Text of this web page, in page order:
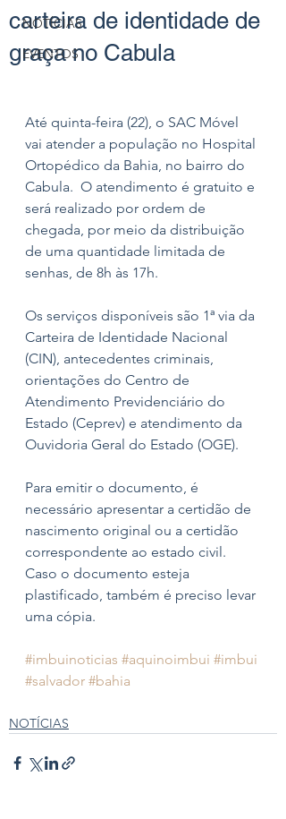
NOTÍCIAS
EVENTOS
carteira de identidade de
graça no Cabula
Até quinta-feira (22), o SAC Móvel
vai atender a população no Hospital
Ortopédico da Bahia, no bairro do
Cabula.  O atendimento é gratuito e
será realizado por ordem de
chegada, por meio da distribuição
de uma quantidade limitada de
senhas, de 8h às 17h.
Os serviços disponíveis são 1ª via da
Carteira de Identidade Nacional
(CIN), antecedentes criminais,
orientações do Centro de
Atendimento Previdenciário do
Estado (Ceprev) e atendimento da
Ouvidoria Geral do Estado (OGE).
Para emitir o documento, é
necessário apresentar a certidão de
nascimento original ou a certidão
correspondente ao estado civil.
Caso o documento esteja
plastificado, também é preciso levar
uma cópia.
#imbuinoticias #aquinoimbui #imbui
#salvador #bahia
NOTÍCIAS